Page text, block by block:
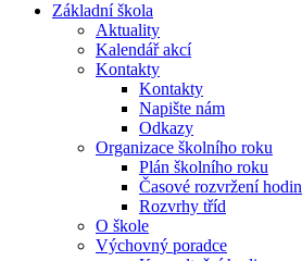
Základní škola
Aktuality
Kalendář akcí
Kontakty
Kontakty
Napište nám
Odkazy
Organizace školního roku
Plán školního roku
Časové rozvržení hodin
Rozvrhy tříd
O škole
Výchovný poradce